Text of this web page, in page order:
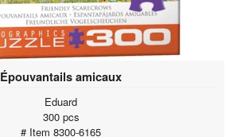
Épouvantails amicaux
Eduard
300 pcs
# Item 8300-6165